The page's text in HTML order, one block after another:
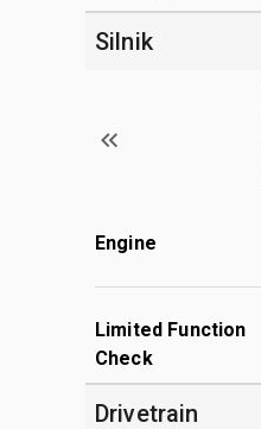
Silnik
Engine
Limited Function
Check
Drivetrain